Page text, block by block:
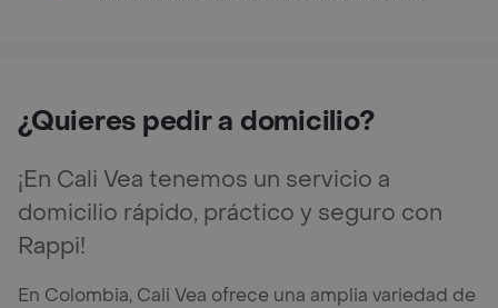
¿Quieres pedir a domicilio?
¡En Cali Vea tenemos un servicio a
domicilio rápido, práctico y seguro con
Rappi!
En Colombia, Cali Vea ofrece una amplia variedad de